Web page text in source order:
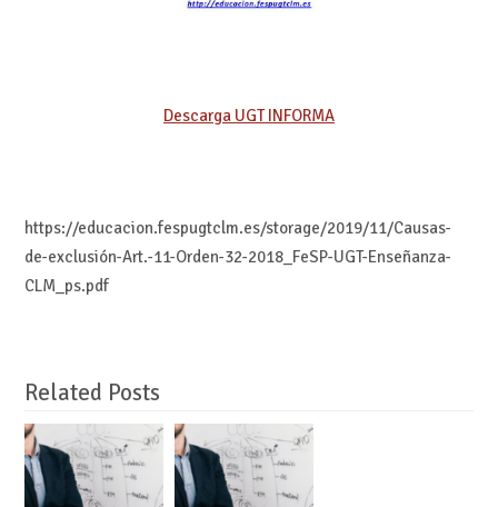
Descarga UGT INFORMA
https://educacion.fespugtclm.es/storage/2019/11/Causas-
de-exclusión-Art.-11-Orden-32-2018_FeSP-UGT-Enseñanza-
CLM_ps.pdf
Related Posts